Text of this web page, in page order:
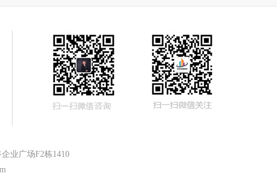
业广场F2栋1410